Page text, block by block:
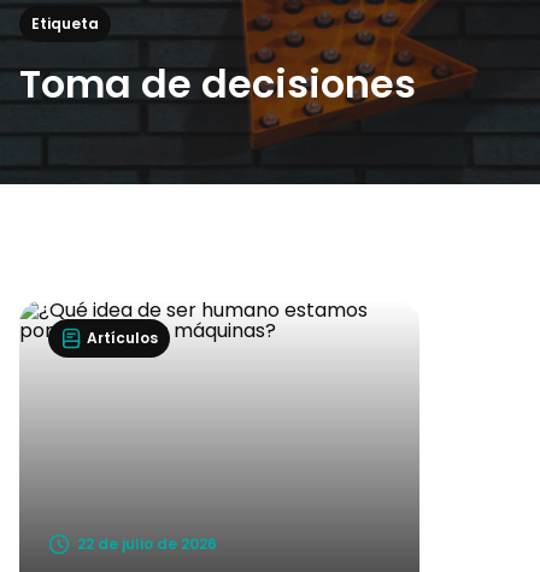
Etiqueta
Toma de decisiones
Artículos
22 de julio de 2026